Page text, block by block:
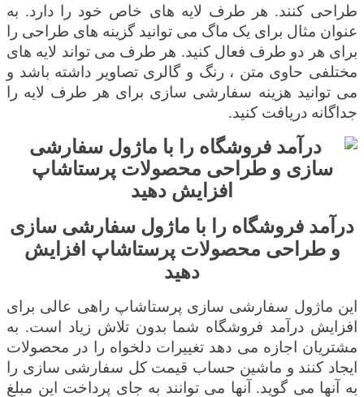
طراحی کنند. هر طرف لایه های خاص خود را دارد. به
عنوان مثال برای یک ماگ می توانید گزینه های طراحی را
برای هر دو طرف فعال کنید. هر طرف می تواند لایه های
مختلفی حاوی متن ، رنگ و گالری تصاویر داشته باشد و
می توانید هزینه سفارشی سازی برای هر طرف لایه را
جداگانه دریافت کنید.
درآمد فروشگاه را با ماژول سفارشی سازی
و طراحی محصولات پرستاشاپ افزایش
دهید
این ماژول سفارشی سازی پرستاشاپ راهی عالی برای
افزایش درآمد فروشگاه شما بدون تلاش زیاد است. به
مشتریان اجازه می دهد تغییرات دلخواه را در محصولات
ایجاد کنند و ماشین حساب قیمت کل سفارشی سازی را
به آنها می گوید. آنها می توانند به جای پرداخت این مبلغ